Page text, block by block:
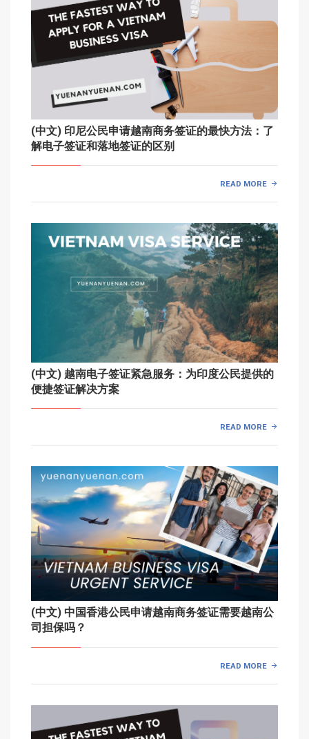
(中文) 印尼公民申请越南商务签证的最快方法：了
解电子签证和落地签证的区别
READ MORE
(中文) 越南电子签证紧急服务：为印度公民提供的
便捷签证解决方案
READ MORE
(中文) 中国香港公民申请越南商务签证需要越南公
司担保吗？
READ MORE